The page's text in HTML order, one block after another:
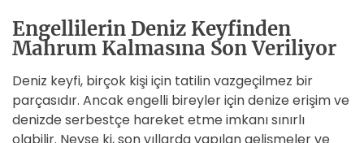
Engellilerin Deniz Keyfinden
Mahrum Kalmasına Son Veriliyor
Deniz keyfi, birçok kişi için tatilin vazgeçilmez bir
parçasıdır. Ancak engelli bireyler için denize erişim ve
denizde serbestçe hareket etme imkanı sınırlı